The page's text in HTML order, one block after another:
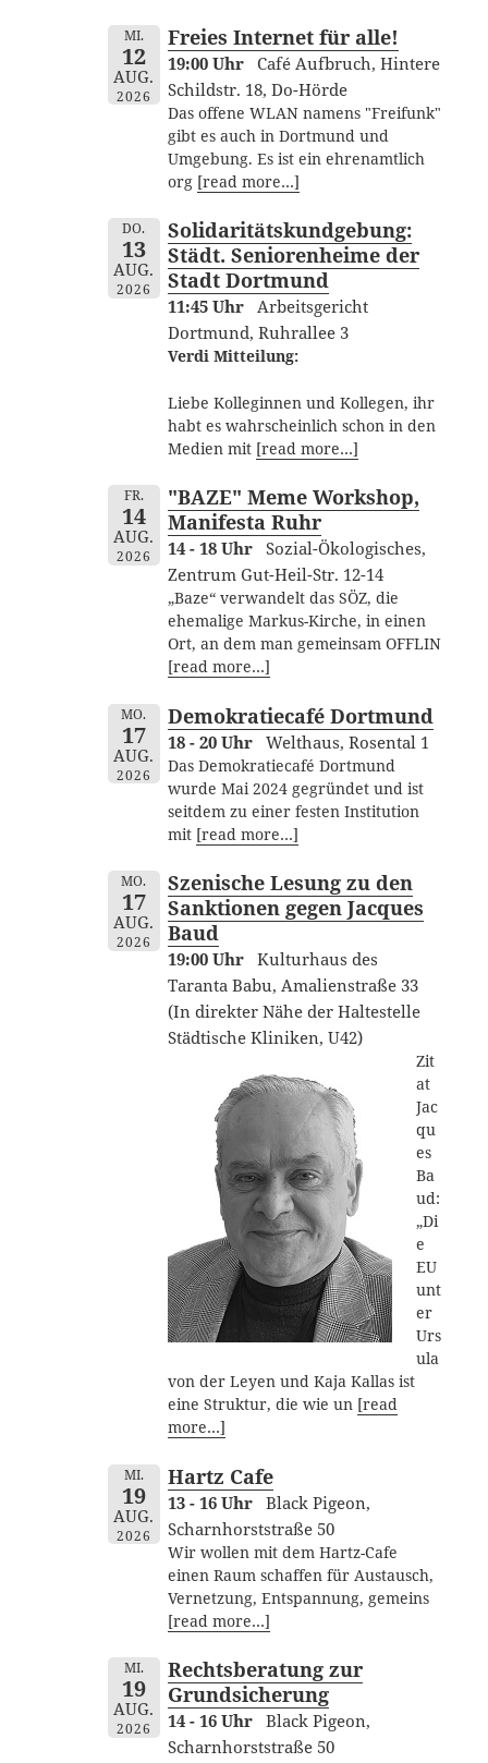
MI.
12
AUG.
2026
Freies Internet für alle!
19:00 Uhr
Café Aufbruch, Hintere
Schildstr. 18, Do-Hörde
Das offene WLAN namens "Freifunk"
gibt es auch in Dortmund und
Umgebung. Es ist ein ehrenamtlich
org [read more…]
DO.
13
AUG.
2026
Solidaritätskundgebung:
Städt. Seniorenheime der
Stadt Dortmund
11:45 Uhr
Arbeitsgericht
Dortmund, Ruhrallee 3
Verdi Mitteilung:
Liebe Kolleginnen und Kollegen, ihr
habt es wahrscheinlich schon in den
Medien mit [read more…]
FR.
14
AUG.
2026
"BAZE" Meme Workshop,
Manifesta Ruhr
14 - 18 Uhr
Sozial-Ökologisches,
Zentrum Gut-Heil-Str. 12-14
„Baze“ verwandelt das SÖZ, die
ehemalige Markus-Kirche, in einen
Ort, an dem man gemeinsam OFFLIN
[read more…]
MO.
17
AUG.
2026
Demokratiecafé Dortmund
18 - 20 Uhr Welthaus, Rosental 1
Das Demokratiecafé Dortmund
wurde Mai 2024 gegründet und ist
seitdem zu einer festen Institution
mit [read more…]
MO.
17
AUG.
2026
Szenische Lesung zu den
Sanktionen gegen Jacques
Baud
19:00 Uhr
Kulturhaus des
Taranta Babu, Amalienstraße 33
(In direkter Nähe der Haltestelle
Städtische Kliniken, U42)
Zit
at
Jac
qu
es
Ba
ud:
„Di
e
EU
unt
er
Urs
ula
von der Leyen und Kaja Kallas ist
eine Struktur, die wie un [read
more…]
MI.
19
AUG.
2026
Hartz Cafe
13 - 16 Uhr
Black Pigeon,
Scharnhorststraße 50
Wir wollen mit dem Hartz-Cafe
einen Raum schaffen für Austausch,
Vernetzung, Entspannung, gemeins
[read more…]
MI.
19
AUG.
2026
Rechtsberatung zur
Grundsicherung
14 - 16 Uhr
Black Pigeon,
Scharnhorststraße 50